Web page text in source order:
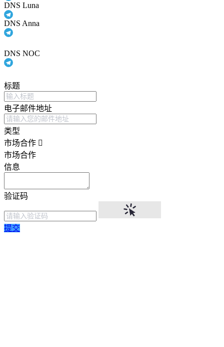
DNS Luna
DNS Anna
DNS NOC
标题
电子邮件地址
类型
市场合作
市场合作
信息
验证码
提交